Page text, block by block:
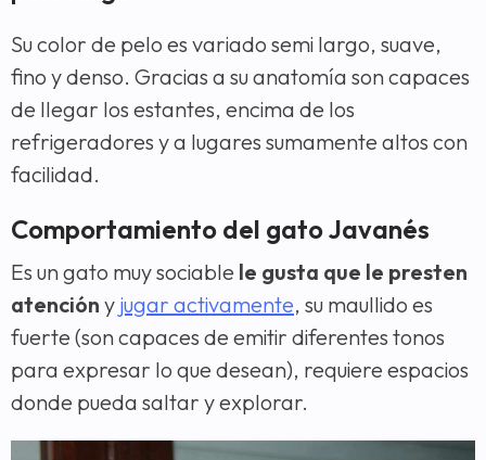
Su color de pelo es variado semi largo, suave,
fino y denso. Gracias a su anatomía son capaces
de llegar los estantes, encima de los
refrigeradores y a lugares sumamente altos con
facilidad.
Comportamiento del gato Javanés
Es un gato muy sociable le gusta que le presten
atención y jugar activamente, su maullido es
fuerte (son capaces de emitir diferentes tonos
para expresar lo que desean), requiere espacios
donde pueda saltar y explorar.